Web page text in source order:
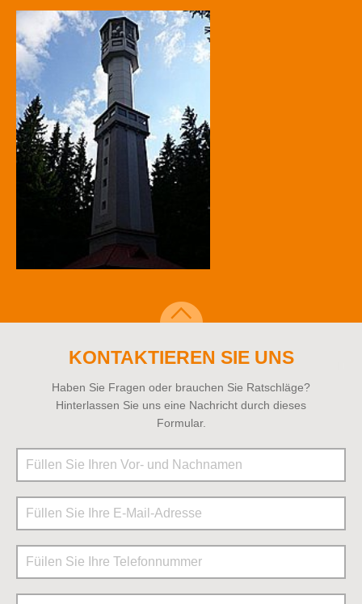
KONTAKTIEREN SIE UNS
Haben Sie Fragen oder brauchen Sie Ratschläge?
Hinterlassen Sie uns eine Nachricht durch dieses
Formular.